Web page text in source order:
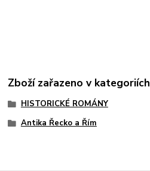
Zboží zařazeno v kategoriích
HISTORICKÉ ROMÁNY
Antika Řecko a Řím